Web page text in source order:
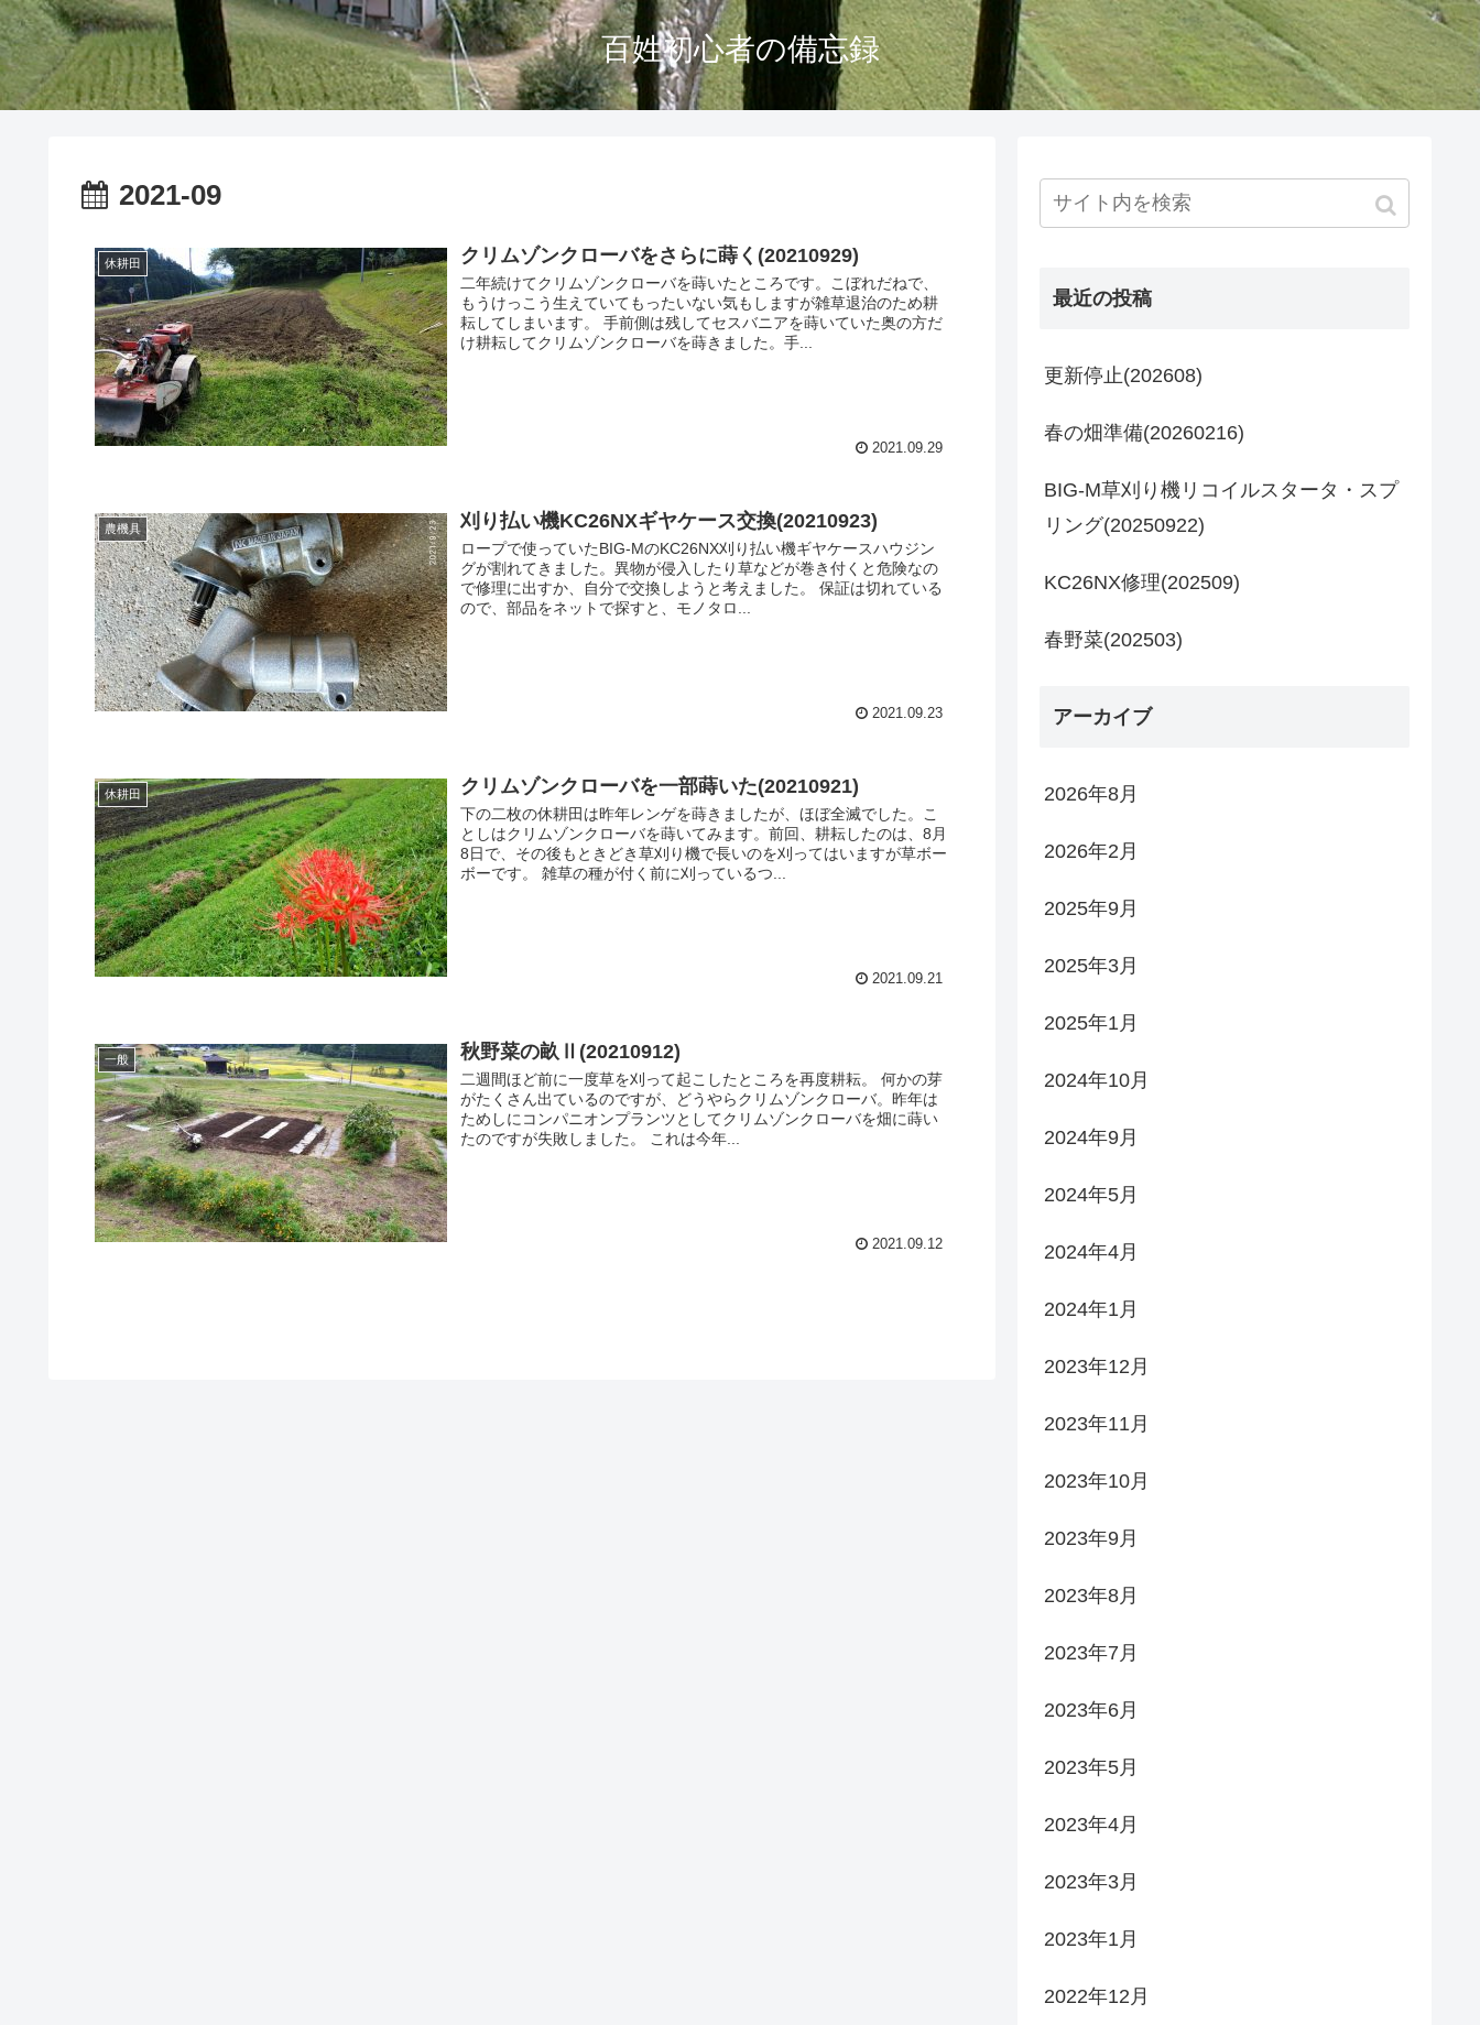
百姓初心者の備忘録
2021-09
休耕田 クリムゾンクローバをさらに蒔く(20210929)
二年続けてクリムゾンクローバを蒔いたところです。こぼれだねで、
もうけっこう生えていてもったいない気もしますが雑草退治のため耕
耘してしまいます。 手前側は残してセスバニアを蒔いていた奥の方だ
け耕耘してクリムゾンクローバを蒔きました。手...
2021.09.29
農機具 刈り払い機KC26NXギヤケース交換(20210923)
ロープで使っていたBIG-MのKC26NX刈り払い機ギヤケースハウジン
グが割れてきました。異物が侵入したり草などが巻き付くと危険なの
で修理に出すか、自分で交換しようと考えました。 保証は切れている
ので、部品をネットで探すと、モノタロ...
2021.09.23
休耕田 クリムゾンクローバを一部蒔いた(20210921)
下の二枚の休耕田は昨年レンゲを蒔きましたが、ほぼ全滅でした。こ
としはクリムゾンクローバを蒔いてみます。前回、耕耘したのは、8月
8日で、その後もときどき草刈り機で長いのを刈ってはいますが草ボー
ボーです。 雑草の種が付く前に刈っているつ...
2021.09.21
一般 秋野菜の畝Ⅱ(20210912)
二週間ほど前に一度草を刈って起こしたところを再度耕耘。 何かの芽
がたくさん出ているのですが、どうやらクリムゾンクローバ。昨年は
ためしにコンパニオンプランツとしてクリムゾンクローバを畑に蒔い
たのですが失敗しました。 これは今年...
2021.09.12
最近の投稿
更新停止(202608)
春の畑準備(20260216)
BIG-M草刈り機リコイルスタータ・スプ
リング(20250922)
KC26NX修理(202509)
春野菜(202503)
アーカイブ
2026年8月
2026年2月
2025年9月
2025年3月
2025年1月
2024年10月
2024年9月
2024年5月
2024年4月
2024年1月
2023年12月
2023年11月
2023年10月
2023年9月
2023年8月
2023年7月
2023年6月
2023年5月
2023年4月
2023年3月
2023年1月
2022年12月